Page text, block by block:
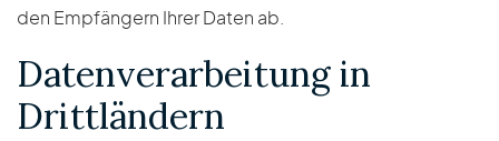
den Empfängern Ihrer Daten ab.
Datenverarbeitung in
Drittländern